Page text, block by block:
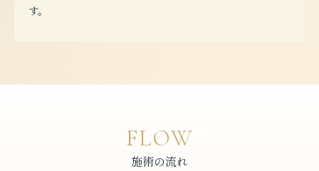
す。
FLOW
施術の流れ